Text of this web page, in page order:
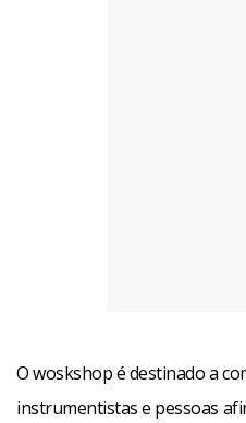
O woskshop é destinado a
instrumentistas e pessoas